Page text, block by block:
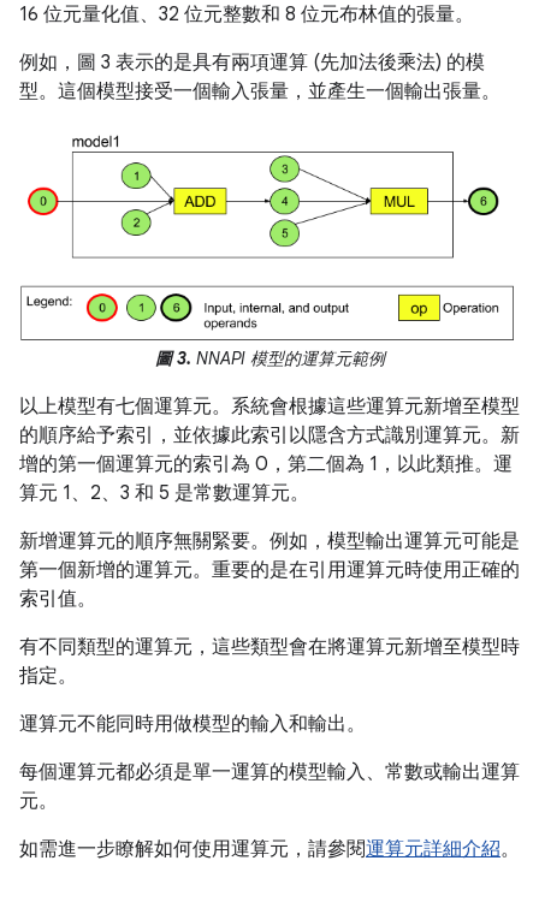
16 位元量化值、32 位元整數和 8 位元布林值的張量。
例如，圖 3 表示的是具有兩項運算 (先加法後乘法) 的模
型。這個模型接受一個輸入張量，並產生一個輸出張量。
圖 3. NNAPI 模型的運算元範例
以上模型有七個運算元。系統會根據這些運算元新增至模型
的順序給予索引，並依據此索引以隱含方式識別運算元。新
增的第一個運算元的索引為 0，第二個為 1，以此類推。運
算元 1、2、3 和 5 是常數運算元。
新增運算元的順序無關緊要。例如，模型輸出運算元可能是
第一個新增的運算元。重要的是在引用運算元時使用正確的
索引值。
有不同類型的運算元，這些類型會在將運算元新增至模型時
指定。
運算元不能同時用做模型的輸入和輸出。
每個運算元都必須是單一運算的模型輸入、常數或輸出運算
元。
如需進一步瞭解如何使用運算元，請參閱運算元詳細介紹。